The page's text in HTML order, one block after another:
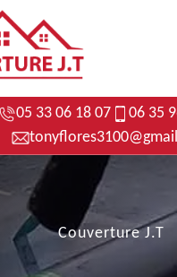
05 33 06 18 07
06 35
Couverture J.T